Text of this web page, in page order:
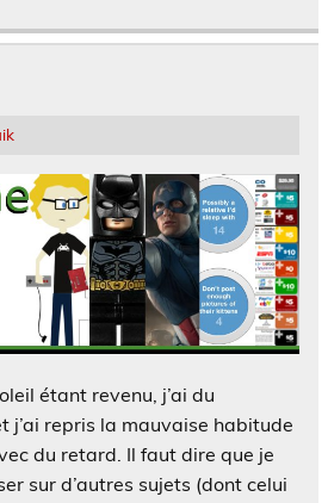
étant revenu, j’ai du
j’ai repris la mauvaise habitude
du retard. Il faut dire que je
sur d’autres sujets (dont celui